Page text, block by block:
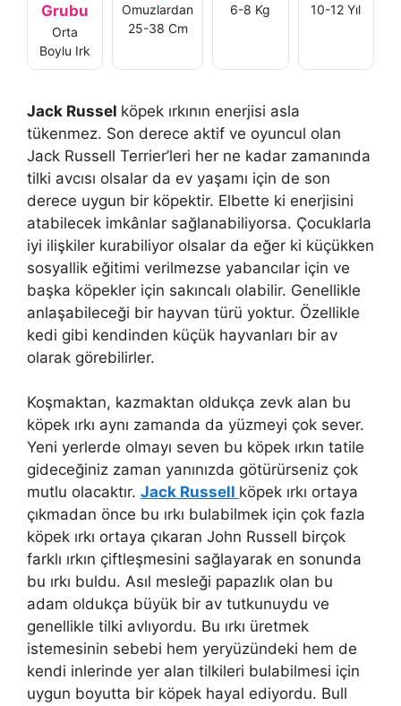
Grubu
Orta
Boylu Irk
Omuzlardan
25-38 Cm
6-8 Kg 10-12 Yıl
Jack Russel köpek ırkının enerjisi asla
tükenmez. Son derece aktif ve oyuncul olan
Jack Russell Terrier’leri her ne kadar zamanında
tilki avcısı olsalar da ev yaşamı için de son
derece uygun bir köpektir. Elbette ki enerjisini
atabilecek imkânlar sağlanabiliyorsa. Çocuklarla
iyi ilişkiler kurabiliyor olsalar da eğer ki küçükken
sosyallik eğitimi verilmezse yabancılar için ve
başka köpekler için sakıncalı olabilir. Genellikle
anlaşabileceği bir hayvan türü yoktur. Özellikle
kedi gibi kendinden küçük hayvanları bir av
olarak görebilirler.
Koşmaktan, kazmaktan oldukça zevk alan bu
köpek ırkı aynı zamanda da yüzmeyi çok sever.
Yeni yerlerde olmayı seven bu köpek ırkın tatile
gideceğiniz zaman yanınızda götürürseniz çok
mutlu olacaktır. Jack Russell köpek ırkı ortaya
çıkmadan önce bu ırkı bulabilmek için çok fazla
köpek ırkı ortaya çıkaran John Russell birçok
farklı ırkın çiftleşmesini sağlayarak en sonunda
bu ırkı buldu. Asıl mesleği papazlık olan bu
adam oldukça büyük bir av tutkunuydu ve
genellikle tilki avlıyordu. Bu ırkı üretmek
istemesinin sebebi hem yeryüzündeki hem de
kendi inlerinde yer alan tilkileri bulabilmesi için
uygun boyutta bir köpek hayal ediyordu. Bull